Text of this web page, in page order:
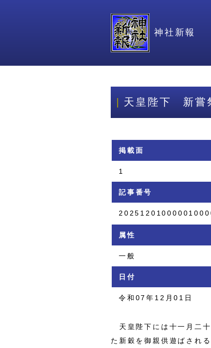
神社新報
天皇陛下 新嘗
掲載面
1
記事番号
属性
一般
日付
令和07年12月01日
天皇陛下には十一月二
た新穀を御親供遊ばされ